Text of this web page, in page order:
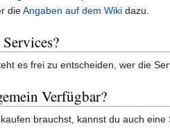
dieAngaben auf dem Wiki dazu.
es frei zu entscheiden, wer die
Verfügbar?
brauchst, kannst du auch